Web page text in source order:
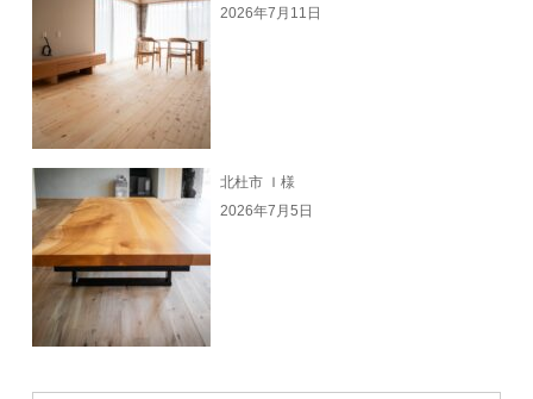
2026年7月11日
北杜市 Ｉ様
2026年7月5日